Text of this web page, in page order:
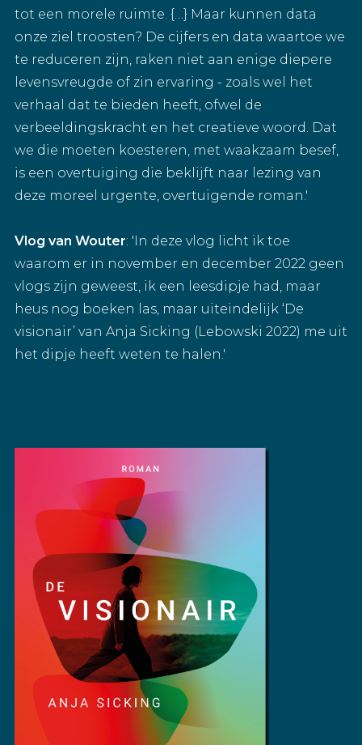
tot een morele ruimte. {…} Maar kunnen data
onze ziel troosten? De cijfers en data waartoe we
te reduceren zijn, raken niet aan enige diepere
levensvreugde of zin ervaring - zoals wel het
verhaal dat te bieden heeft, ofwel de
verbeeldingskracht en het creatieve woord. Dat
we die moeten koesteren, met waakzaam besef,
is een overtuiging die beklijft naar lezing van
deze moreel urgente, overtuigende roman.'
Vlog van Wouter: 'In deze vlog licht ik toe
waarom er in november en december 2022 geen
vlogs zijn geweest, ik een leesdipje had, maar
heus nog boeken las, maar uiteindelijk ‘De
visionair’ van Anja Sicking (Lebowski 2022) me uit
het dipje heeft weten te halen.'